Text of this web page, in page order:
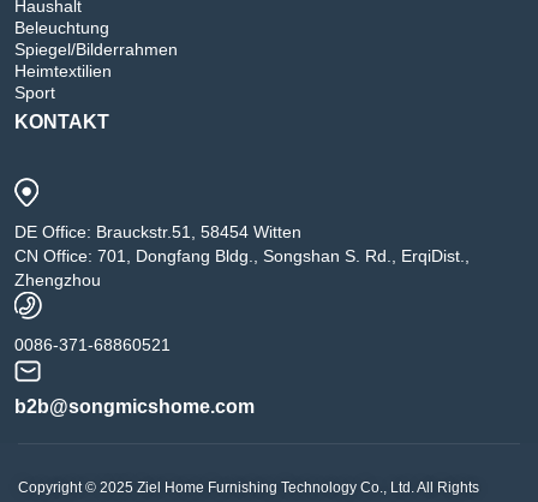
Haushalt
Beleuchtung
Spiegel/Bilderrahmen
Heimtextilien
Sport
KONTAKT
DE Office: Brauckstr.51, 58454 Witten
CN Office: 701, Dongfang Bldg., Songshan S. Rd., ErqiDist.,
Zhengzhou
0086-371-68860521
b2b@songmicshome.com
Copyright © 2025 Ziel Home Furnishing Technology Co., Ltd. All Rights